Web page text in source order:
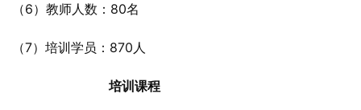
（6）教师人数：80名
（7）培训学员：870人
培训课程